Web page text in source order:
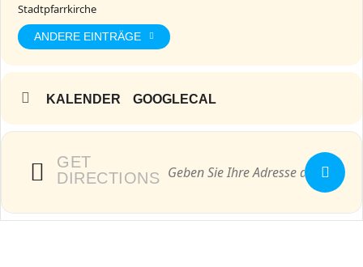
Stadtpfarrkirche
ANDERE EINTRÄGE
KALENDER GOOGLECAL
GET
DIRECTIONS